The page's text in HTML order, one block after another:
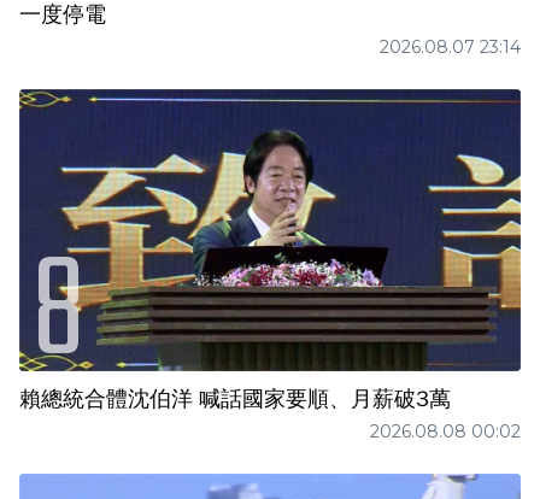
一度停電
2026.08.07 23:14
賴總統合體沈伯洋 喊話國家要順、月薪破3萬
2026.08.08 00:02